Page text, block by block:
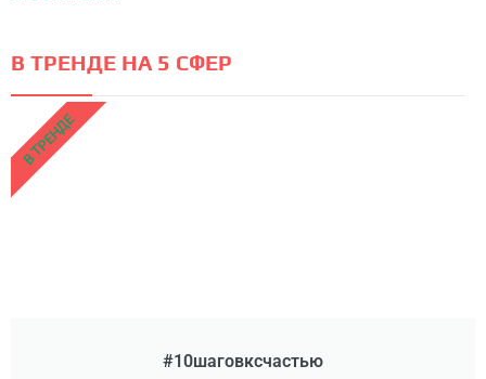
В ТРЕНДЕ НА 5 СФЕР
#10шаговксчастью
В ТРЕНДЕ